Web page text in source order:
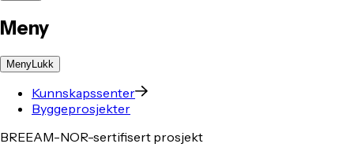
Meny
MenyLukk
Kunnskapssenter
Byggeprosjekter
BREEAM-NOR-sertifisert prosjekt